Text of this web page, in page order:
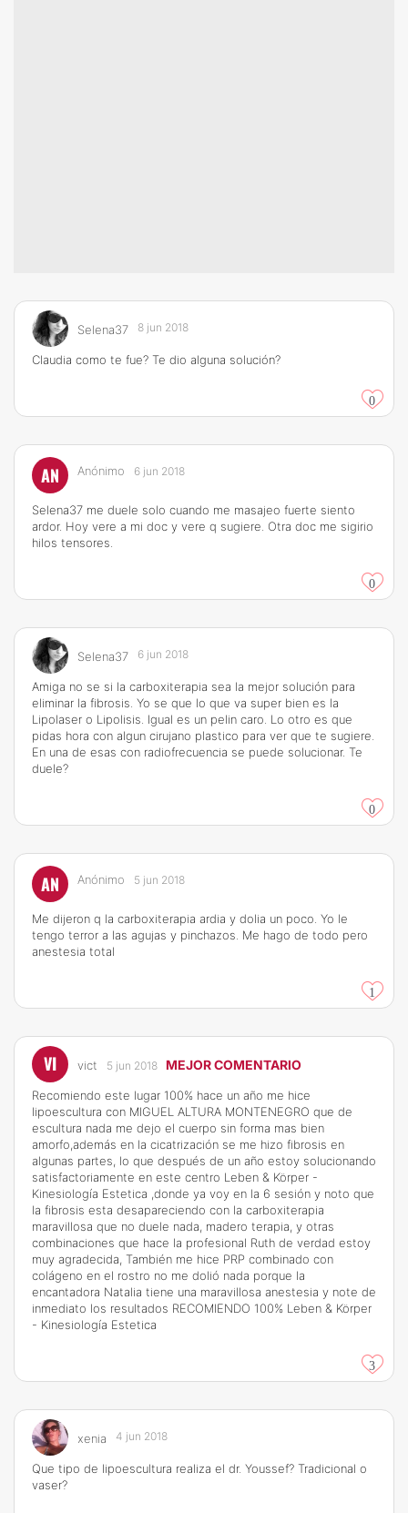
Selena37 8 jun 2018
Claudia como te fue? Te dio alguna solución?
0
AN Anónimo 6 jun 2018
Selena37 me duele solo cuando me masajeo fuerte siento
ardor. Hoy vere a mi doc y vere q sugiere. Otra doc me sigirio
hilos tensores.
0
Selena37 6 jun 2018
Amiga no se si la carboxiterapia sea la mejor solución para
eliminar la fibrosis. Yo se que lo que va super bien es la
Lipolaser o Lipolisis. Igual es un pelin caro. Lo otro es que
pidas hora con algun cirujano plastico para ver que te sugiere.
En una de esas con radiofrecuencia se puede solucionar. Te
duele?
0
AN Anónimo 5 jun 2018
Me dijeron q la carboxiterapia ardia y dolia un poco. Yo le
tengo terror a las agujas y pinchazos. Me hago de todo pero
anestesia total
1
VI vict 5 jun 2018 MEJOR COMENTARIO
Recomiendo este lugar 100% hace un año me hice
lipoescultura con MIGUEL ALTURA MONTENEGRO que de
escultura nada me dejo el cuerpo sin forma mas bien
amorfo,además en la cicatrización se me hizo fibrosis en
algunas partes, lo que después de un año estoy solucionando
satisfactoriamente en este centro Leben & Körper -
Kinesiología Estetica ,donde ya voy en la 6 sesión y noto que
la fibrosis esta desapareciendo con la carboxiterapia
maravillosa que no duele nada, madero terapia, y otras
combinaciones que hace la profesional Ruth de verdad estoy
muy agradecida, También me hice PRP combinado con
colágeno en el rostro no me dolió nada porque la
encantadora Natalia tiene una maravillosa anestesia y note de
inmediato los resultados RECOMIENDO 100% Leben & Körper
- Kinesiología Estetica
3
xenia 4 jun 2018
Que tipo de lipoescultura realiza el dr. Youssef? Tradicional o
vaser?